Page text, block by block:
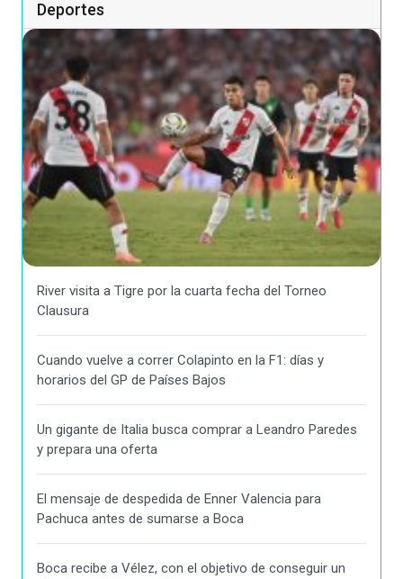
Deportes
River visita a Tigre por la cuarta fecha del Torneo
Clausura
Cuando vuelve a correr Colapinto en la F1: días y
horarios del GP de Países Bajos
Un gigante de Italia busca comprar a Leandro Paredes
y prepara una oferta
El mensaje de despedida de Enner Valencia para
Pachuca antes de sumarse a Boca
Boca recibe a Vélez, con el objetivo de conseguir un